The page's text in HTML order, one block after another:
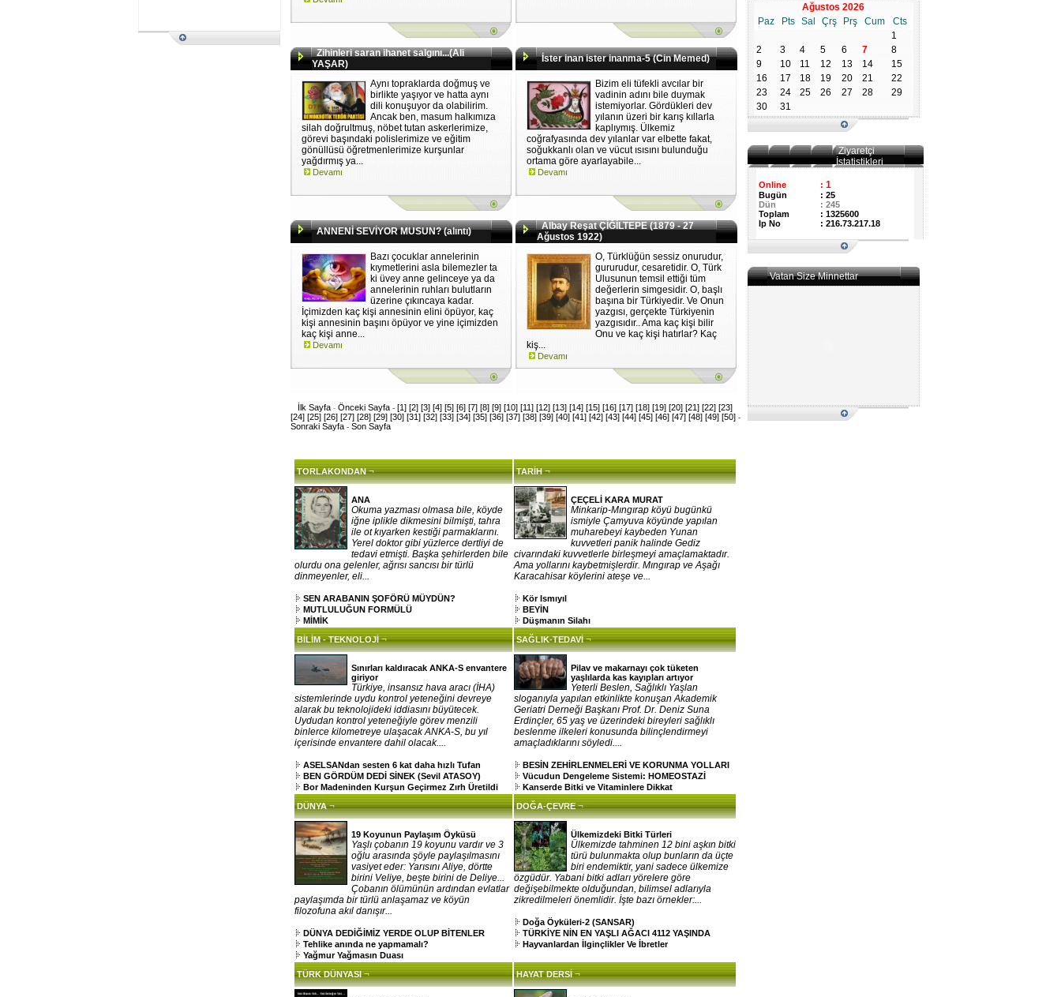
Zihinleri saran ihanet salgını...(Ali
YAŞAR)
Aynı topraklarda doğmuş ve
birlikte yaşıyor ve hatta aynı
dili konuşuyor da olabilirim.
Ancak ben, masum halkımıza
silah doğrultmuş, nöbet tutan askerlerimize,
görevi başındaki polislerimize ve eğitim
gönüllüsü öğretmenlerimize kurşunlar
yağdırmış ya...
Devamı
İster inan ister inanma-5 (Cin Memed)
Bizim eli tüfekli avcılar bir
vadinin adını bile duymak
istemiyorlar. Gördükleri dev
yılanın üzeri bir karış kıllarla
kaplıymış. Ülkemiz
coğrafyasında dev yılanlar var elbette fakat,
soğukkanlı olan ve vücut ısısını bulunduğu
ortama göre ayarlayabile...
Devamı
ANNENİ SEVİYOR MUSUN? (alıntı)
Bazı çocuklar annelerinin
kıymetlerini asla bilemezler ta
ki üvey anne gelinceye ya da
annelerinin ruhları bulutların
üzerine çıkıncaya kadar.
İçimizden kaç kişi annesinin elini öpüyor, kaç
kişi annesinin başını öpüyor ve yine içimizden
kaç kişi anne...
Devamı
Albay Reşat ÇİĞİLTEPE (1879 - 27
Ağustos 1922)
O, Türklüğün sessiz onurudur,
gururudur, cesaretidir. O, Türk
Ulusunun temsil ettiği tüm
değerlerin simgesidir. O, başlı
başına bir Türkiyedir. Ve Onun
yazgısı, gerçekte Türkiyenin
yazgısıdır.. Ama kaç kişi bilir
Onu ve kaç kişi hatırlar? Kaç
kiş...
Devamı
İlk Sayfa- Önceki Sayfa- [1] [2] [3] [4] [5] [6] [7] [8] [9] [10] [11] [12] [13] [14] [15] [16] [17] [18] [19] [20] [21] [22] [23]
[24] [25] [26] [27] [28] [29] [30] [31] [32] [33] [34] [35] [36] [37] [38] [39] [40] [41] [42] [43] [44] [45] [46] [47] [48] [49] [50] -
Sonraki Sayfa- Son Sayfa
TORLAKONDAN ¬
ANA
Okuma yazması olmasa bile, köyde
iğne iplikle dikmesini bilmişti, tahra
ile ot kıyarken kestiği parmaklarını.
Yerel doktor gibi yüzlerce dertliyi de
tedavi etmişti. Başka şehirlerden bile
olurdu ona gelenler, ağrısı sancısı bir türlü
dinmeyenler, eli...
SEN ARABANIN ŞOFÖRÜ MÜYDÜN?
MUTLULUĞUN FORMÜLÜ
MİMİK
TARİH ¬
ÇEÇELİ KARA MURAT
Minkarip-Mıngırap köyü bugünkü
ismiyle Çamyuva köyünde yapılan
muharebeyi kaybeden Yunan
kuvvetleri panik halinde Gediz
civarındaki kuvvetlerle birleşmeyi amaçlamaktadır.
Ama yollarını kaybetmişlerdir. Mıngırap ve Aşağı
Karacahisar köylerini ateşe ve...
Kör Ismıyıl
BEYİN
Düşmanın Silahı
BİLİM - TEKNOLOJİ ¬
Sınırları kaldıracak ANKA-S envantere
giriyor
Türkiye, insansız hava aracı (İHA)
sistemlerinde uydu kontrol yeteneğini devreye
alarak bu teknolojideki iddiasını büyütecek.
Uydudan kontrol yeteneğiyle görev menzili
binlerce kilometreye ulaşacak ANKA-S, bu yıl
içerisinde envantere dahil olacak....
ASELSANdan sesten 6 kat daha hızlı Tufan
BEN GÖRDÜM DEDİ SİNEK (Sevil ATASOY)
Bor Madeninden Kurşun Geçirmez Zırh Üretildi
SAĞLIK-TEDAVİ ¬
Pilav ve makarnayı çok tüketen
yaşlılarda kas kayıpları artıyor
Yeterli Beslen, Sağlıklı Yaşlan
sloganıyla yapılan etkinlikte konuşan Akademik
Geriatri Derneği Başkanı Prof. Dr. Deniz Suna
Erdinçler, 65 yaş ve üzerindeki bireyleri sağlıklı
beslenme ilkeleri konusunda bilinçlendirmeyi
amaçladıklarını söyledi....
BESİN ZEHİRLENMELERİ VE KORUNMA YOLLARI
Vücudun Dengeleme Sistemi: HOMEOSTAZİ
Kanserde Bitki ve Vitaminlere Dikkat
DÜNYA ¬
19 Koyunun Paylaşım Öyküsü
Yaşlı çobanın 19 koyunu vardır ve 3
oğlu arasında şöyle paylaşılmasını
vasiyet eder: Yarısını Aliye, dörtte
birini Veliye, beşte birini de Deliye...
Çobanın ölümünün ardından evlatlar
paylaşımda bir türlü anlaşamaz ve köyün
filozofuna akıl danışır...
DÜNYA DEDİĞİMİZ YERDE OLUP BİTENLER
Tehlike anında ne yapmamalı?
Yağmur Yağmasın Duası
DOĞA-ÇEVRE ¬
Ülkemizdeki Bitki Türleri
Ülkemizde tahminen 12 bini aşkın bitki
türü bulunmakta olup bunların da üçte
biri endemiktir, yani sadece ülkemize
özgüdür. Yabani bitki adları yörelere göre
değişebilmekte olduğundan, bilimsel adlarıyla
zikredilmeleri önemlidir. İşte bazı örnekler:...
Doğa Öyküleri-2 (SANSAR)
TÜRKİYE NİN EN YAŞLI AĞACI 4112 YAŞINDA
Hayvanlardan İlginçlikler Ve İbretler
TÜRK DÜNYASI ¬ HAYAT DERSİ ¬
Ağustos 2026
Paz
Pts Sal Çrş Prş Cum
Cts
1
2
3 4 5 6 7
8
9
10 11 12 13 14
15
16
17 18 19 20 21
22
23
24 25 26 27 28
29
30
31
Ziyaretçi
İstatistikleri
Online : 1
Bugün : 25
Dün
: 245
Toplam
: 1325600
Ip No
: 216.73.217.18
Vatan Size Minnettar